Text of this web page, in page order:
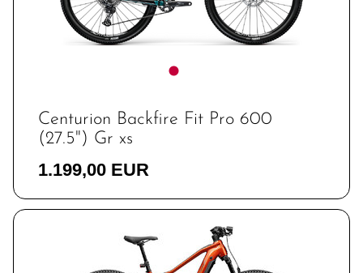
Centurion Backfire Fit Pro 600
(27.5") Gr xs
1.199,00 EUR